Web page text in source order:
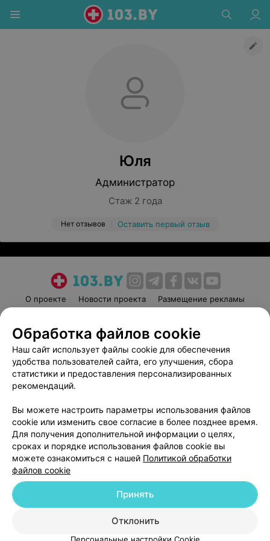
Юля
Администратор
Стаж 2 года
Нет отзывов Оставить первый отзыв
О проекте Новости проекта
Размещение рекламы
Пользовательское соглашение
Способы оплаты
Вакансии
Партнеры
Написать руководителю 103.by
Обработка персональных данных
© 2026 ООО «Артокс Лаб», УНП 191700409
| 220012, Республика Беларусь,
Служба поддержки +375 291212755
Обработка файлов cookie
Наш сайт использует файлы cookie для обеспечения
удобства пользователей сайта, его улучшения, сбора
статистики и предоставления персонализированных
рекомендаций.
Вы можете настроить параметры использования файлов
cookie или изменить свое согласие в более позднее время.
Для получения дополнительной информации о целях,
сроках и порядке использования файлов cookie вы
можете ознакомиться с нашей Политикой обработки
файлов cookie
Отклонить
Принять